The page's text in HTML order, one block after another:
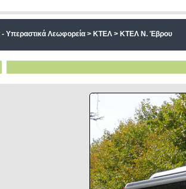
- Υπεραστικά Λεωφορεία > ΚΤΕΛ > ΚΤΕΛ Ν. Έβρου